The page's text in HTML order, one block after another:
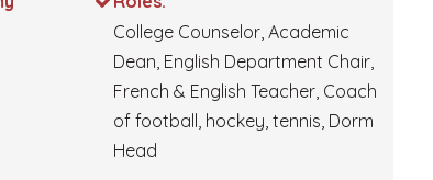
College Counselor, Academic
Dean, English Department Chair,
French & English Teacher, Coach
of football, hockey, tennis, Dorm
Head